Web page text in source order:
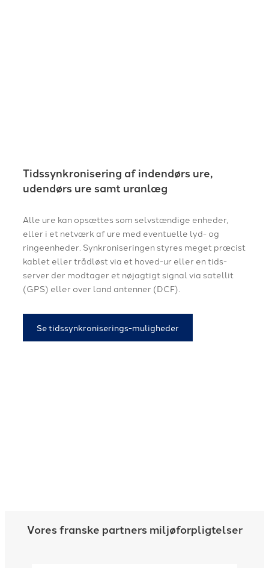
Tidssynkronisering af indendørs ure,
udendørs ure samt uranlæg
Alle ure kan opsættes som selvstændige enheder,
eller i et netværk af ure med eventuelle lyd- og
ringeenheder. Synkroniseringen styres meget præcist
kablet eller trådløst via et hoved-ur eller en tids-
server der modtager et nøjagtigt signal via satellit
(GPS) eller over land antenner (DCF).
Se tidssynkroniserings-muligheder
Vores franske partners miljøforpligtelser